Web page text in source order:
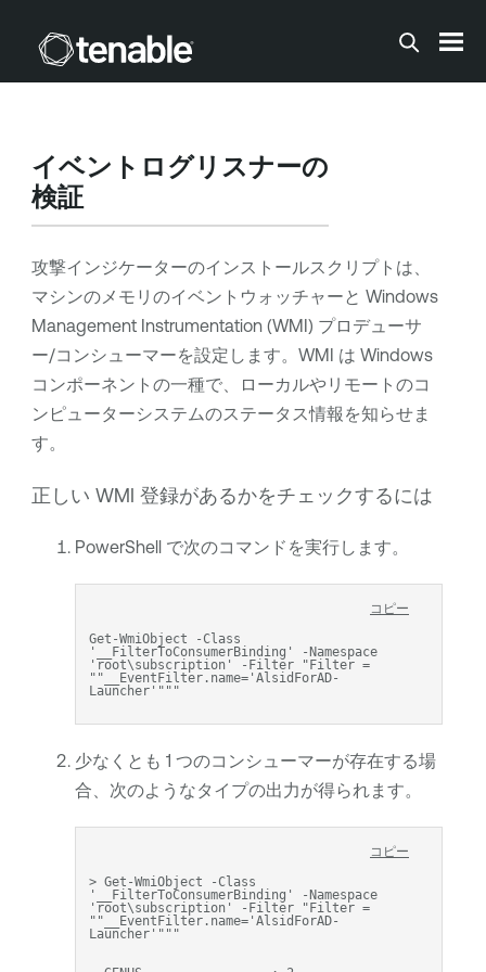
メインコンテンツに移動する
イベントログリスナーの
検証
攻撃インジケーターのインストールスクリプトは、
マシンのメモリのイベントウォッチャーと Windows
Management Instrumentation (WMI) プロデューサ
ー/コンシューマーを設定します。WMI は Windows
コンポーネントの一種で、ローカルやリモートのコ
ンピューターシステムのステータス情報を知らせま
す。
正しい WMI 登録があるかをチェックするには
PowerShell で次のコマンドを実行します。
コピー
Get-WmiObject -Class
'__FilterToConsumerBinding' -Namespace
'root\subscription' -Filter "Filter =
""__EventFilter.name='AlsidForAD-
Launcher'"""
少なくとも 1 つのコンシューマーが存在する場
合、次のようなタイプの出力が得られます。
コピー
> Get-WmiObject -Class
'__FilterToConsumerBinding' -Namespace
'root\subscription' -Filter "Filter =
""__EventFilter.name='AlsidForAD-
Launcher'"""